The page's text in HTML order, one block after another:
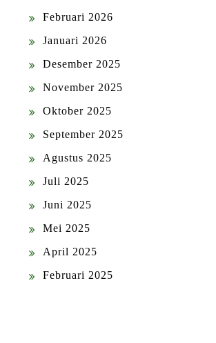
Februari 2026
Januari 2026
Desember 2025
November 2025
Oktober 2025
September 2025
Agustus 2025
Juli 2025
Juni 2025
Mei 2025
April 2025
Februari 2025